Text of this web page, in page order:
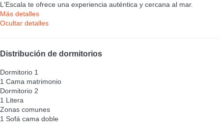
L'Escala te ofrece una experiencia auténtica y cercana al mar.
Más detalles
Ocultar detalles
Distribución de dormitorios
Dormitorio 1
1 Cama matrimonio
Dormitorio 2
1 Litera
Zonas comunes
1 Sofá cama doble